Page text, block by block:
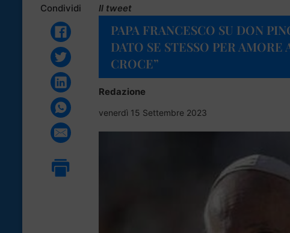
Condividi Il tweet
PAPA FRANCESCO SU DON
DATO SE STESSO PER
CROCE”
Redazione
venerdì 15 Settembre 2023